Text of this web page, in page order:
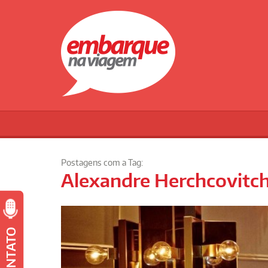
Postagens com a Tag:
Alexandre
CONTATO